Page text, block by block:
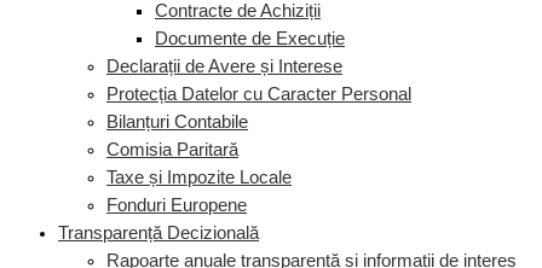
Contracte de Achiziții
Documente de Execuție
Declarații de Avere și Interese
Protecția Datelor cu Caracter Personal
Bilanțuri Contabile
Comisia Paritară
Taxe și Impozite Locale
Fonduri Europene
Transparență Decizională
Rapoarte anuale transparență și informații de interes